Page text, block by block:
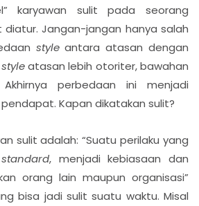
karyawan sulit pada seorang
diatur. Jangan-jangan hanya salah
styleantara atasan dengan
styleatasan lebih otoriter, bawahan
perbedaan ini menjadi
Kapan dikatakan sulit?
sulit adalah: “Suatu perilaku yang
standard, menjadi kebiasaan dan
orang lain maupun organisasi”
bisa jadi sulit suatu waktu. Misal